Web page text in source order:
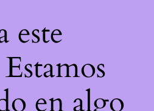
este
en algo